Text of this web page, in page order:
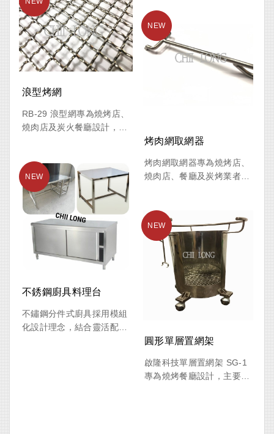
機滾動運轉時產生的摩擦作
用，可有效去除烤網表面的
油垢、焦炭及食物殘渣。
相較於一般研磨石屬於消耗
品，不鏽鋼鐵板牙螺絲釘具
本，是燒烤店、韓式烤肉
清洗烤網的理想選擇。
一般五金行販售的薄型烤
網，本產品採用加粗線徑與
強化外框設計，結構更加穩
固耐用，可長時間承受炭火
高溫與頻繁使用。
平織網面設計能讓食材均勻
受熱，減少局部焦黑情況發
生，適用於日式燒肉、韓式
烤肉、中式炭烤及各類燒烤
浪型烤網
RB-29 浪型網專為燒烤店、
燒肉店及炭火餐廳設計，採
形及優異耐腐蝕特性。獨特
浪型結構設計可提升食材與
火源接觸效率，使熱能分布
更加均勻，讓肉品、海鮮及
各式燒烤食材呈現更佳色澤
與口感。
相較一般市售薄型烤網，
用度與使用壽命，可有效降
燒烤店經營者追求高 CP 值
的最佳選擇。
烤肉網取網器
烤肉網取網器專為燒烤店、
燒肉店、餐廳及炭烤業者設
作簡單、夾持穩固，是店家
更換烤網時不可或缺的實用
工具。
不銹鋼廚具料理台
不鏽鋼分件式廚具採用模組
化設計理念，結合靈活配
圓形單層置網架
啟隆科技單層置網架 SG-1
專為燒烤餐廳設計，主要用